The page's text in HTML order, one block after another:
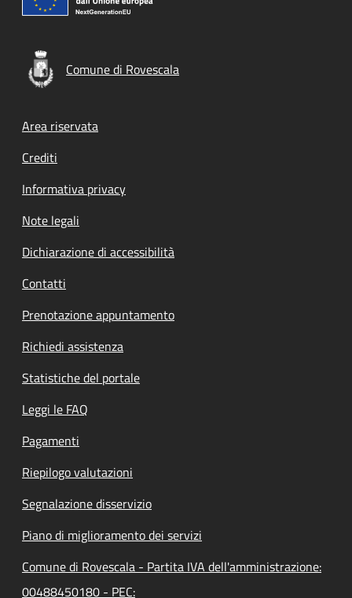
Comune di Rovescala
Footer menu
Area riservata
Crediti
Informativa privacy
Note legali
Dichiarazione di accessibilità
Contatti
Prenotazione appuntamento
Richiedi assistenza
Statistiche del portale
Leggi le FAQ
Pagamenti
Riepilogo valutazioni
Segnalazione disservizio
Piano di miglioramento dei servizi
Comune di Rovescala - Partita IVA dell'amministrazione:
00488450180 - PEC: